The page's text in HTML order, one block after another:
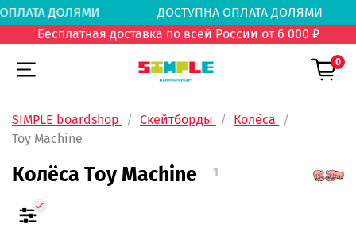
ОПЛАТА ДОЛЯМИ
ДОСТУПНА ОПЛАТА
Бесплатная доставка по всей России от 6 000 ₽
0
SIMPLE boardshop Скейтборды
Колёса
Toy Machine
Колёса Toy Machine 1